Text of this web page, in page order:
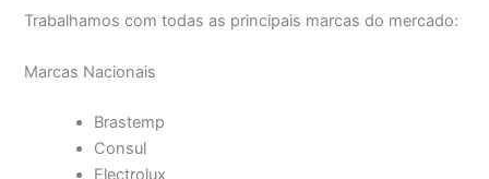
Trabalhamos com todas as principais marcas do mercado:
Marcas Nacionais
Brastemp
Consul
Electrolux